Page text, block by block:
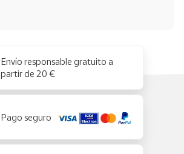
Envío responsable gratuito a
partir de 20 €
Pago seguro